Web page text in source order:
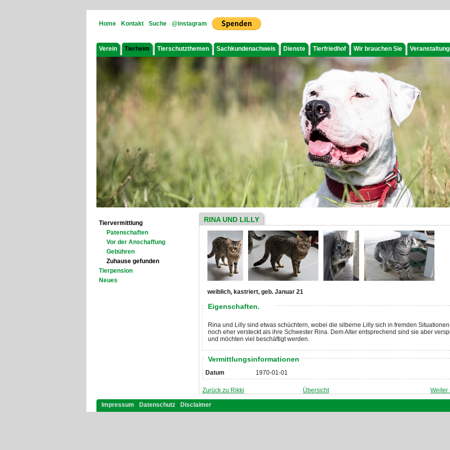
Home Kontakt Suche @instagram
Verein Tierheim Tierschutzthemen Sachkundenachweis Dienste Tierfriedhof Wir brauchen Sie
Tiervermittlung
Patenschaften
Vor der Anschaffung
Gebühren
Zuhause gefunden
Tierpension
Neues
RINA UND LILLY
weiblich, kastriert, geb. Januar 21
Eigenschaften.
Rina und Lilly sind etwas schüchtern, wobei die silberne Lilly sich in fremden Situationen
noch eher versteckt als ihre Schwester Rina. Dem Alter entsprechend sind sie aber
und möchten viel beschäftigt werden.
Vermittlungsinformationen
Datum 1970-01-01
Zurück zu Rikki Übersicht Weiter
Impressum Datenschutz Disclaimer